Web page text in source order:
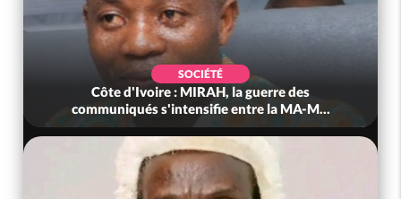
SOCIÉTÉ
Côte d'Ivoire : MIRAH, la guerre des
communiqués s'intensifie entre la MA-M...